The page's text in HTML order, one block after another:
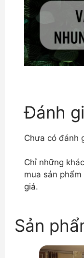
Đánh
Chưa có đánh
Chỉ những
mua sản
giá.
Sản